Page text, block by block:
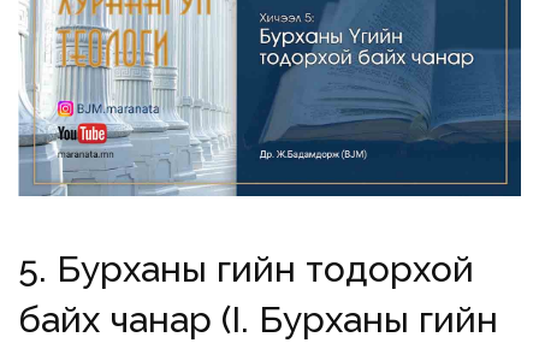
5. Бурханы Үгийн тодорхой
байх чанар (I. Бурханы Үгийн